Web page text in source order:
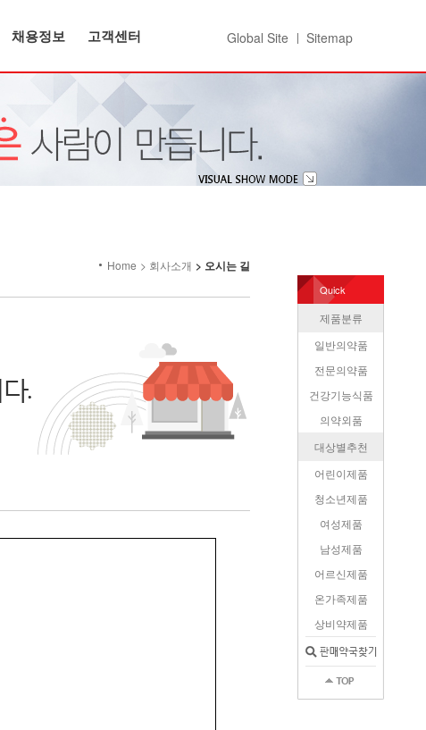
채용정보 고객센터 Global Site Sitemap
Home 회사소개 오시는 길
Quick
제품분류
일반의약품
전문의약품
건강기능식품
의약외품
대상별추천
어린이제품
청소년제품
여성제품
남성제품
어르신제품
온가족제품
상비약제품